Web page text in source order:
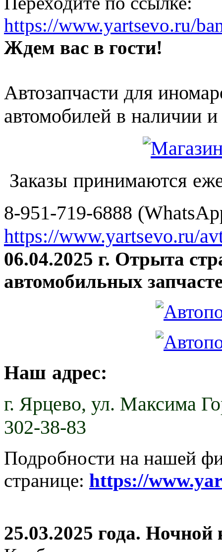
https://www.yartsevo.ru/
Ждем вас в гости!
Автозапчасти для
автомобилей в наличии и
Заказы принимаются
8-951-719-6888
https://www.yartsevo.ru/
06.04.2025 г. Отрыта
автомобильных
Наш адрес:
г. Ярцево, ул. Максима
302-38-83
Подробности на нашей
странице: https://
25.03.2025 года.